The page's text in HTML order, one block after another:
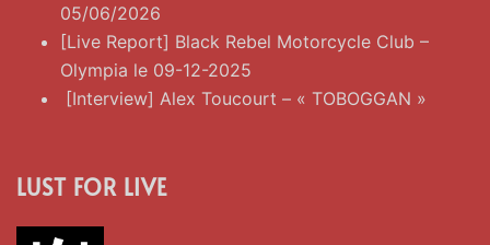
05/06/2026
[Live Report] Black Rebel Motorcycle Club –
Olympia le 09-12-2025
[Interview] Alex Toucourt – « TOBOGGAN »
LUST FOR LIVE